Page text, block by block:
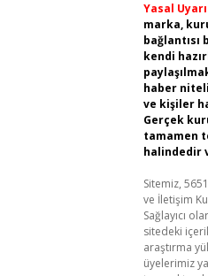
Yasal
marka,
bağlantısı
kendi
haber
ve kişiler
Gerçek
tamamen
halindedir
Sitemiz,
ve İletişim
Sağlayıcı
sitedeki
araştırma
üyelerimiz